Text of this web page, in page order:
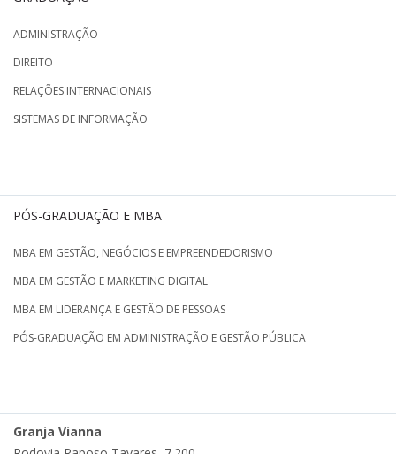
ADMINISTRAÇÃO
DIREITO
RELAÇÕES INTERNACIONAIS
SISTEMAS DE INFORMAÇÃO
PÓS-GRADUAÇÃO E MBA
MBA EM GESTÃO, NEGÓCIOS E EMPREENDEDORISMO
MBA EM GESTÃO E MARKETING DIGITAL
MBA EM LIDERANÇA E GESTÃO DE PESSOAS
PÓS-GRADUAÇÃO EM ADMINISTRAÇÃO E GESTÃO PÚBLICA
Granja Vianna